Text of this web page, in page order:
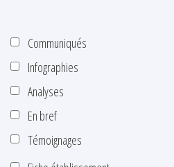
Communiqués
Infographies
Analyses
En bref
Témoignages